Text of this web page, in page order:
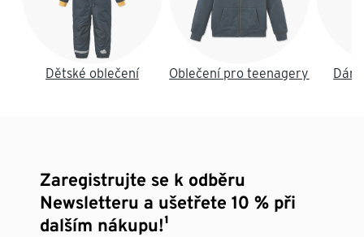
Dětské oblečení Oblečení pro teenagery
Zaregistrujte se k odběru
Newsletteru a ušetřete 10 % při
dalším nákupu!¹